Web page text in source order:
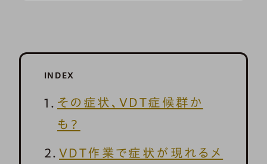
INDEX
その症状、VDT症候群か
も？
VDT作業で症状が現れるメ